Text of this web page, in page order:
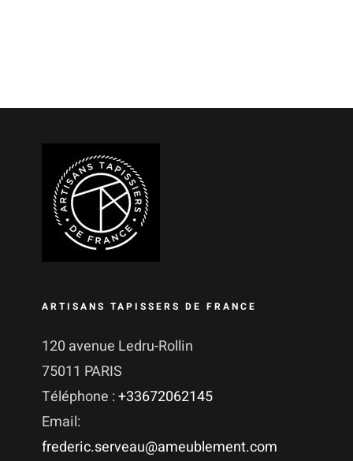
ARTISANS TAPISSERS DE FRANCE
120 avenue Ledru-Rollin
75011 PARIS
Téléphone :+33672062145
Email:
frederic.serveau@ameublement.com